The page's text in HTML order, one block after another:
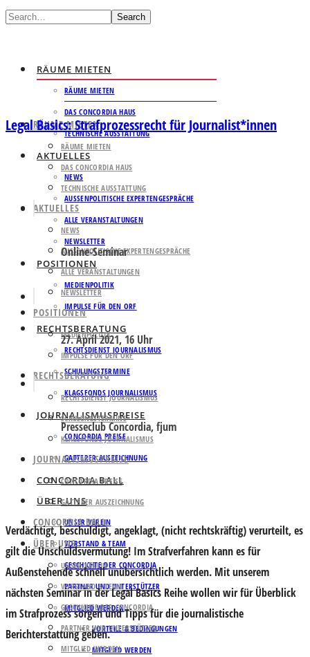
Search
RÄUME MIETEN
RÄUME MIETEN
DAS CONCORDIA HAUS
TECHNISCHE AUSSTATTUNG
AKTUELLES
NEWS
AUSSENPOLITISCHE EXPERTENGESPRÄCHE
ALLE VERANSTALTUNGEN
NEWSLETTER
POSITIONEN
MEDIENPOLITIK
IMPULSE FÜR DEN ORF
RECHTSBERATUNG
RECHTSDIENST JOURNALISMUS
SCHULUNGSTERMINE
KLAGSFONDS JOURNALISMUS
JOURNALISMUSPREISE
CONCORDIA PREISE
GATTERER AUSZEICHNUNG
CONCORDIA BALL
ÜBER UNS
UNSER VEREIN
VORSTAND & TEAM
GESCHICHTE DER CONCORDIA
PARTNER UND UNTERSTÜTZER
MITGLIED WERDEN
VORTEILE & BEDINGUNGEN
MITGLIED WERDEN
RÄUME MIETEN
RÄUME MIETEN
DAS CONCORDIA HAUS
TECHNISCHE AUSSTATTUNG
AKTUELLES
NEWS
AUSSENPOLITISCHE EXPERTENGESPRÄCHE
ALLE VERANSTALTUNGEN
NEWSLETTER
POSITIONEN
MEDIENPOLITIK
IMPULSE FÜR DEN ORF
RECHTSBERATUNG
RECHTSDIENST JOURNALISMUS
SCHULUNGSTERMINE
KLAGSFONDS JOURNALISMUS
JOURNALISMUSPREISE
CONCORDIA PREISE
GATTERER AUSZEICHNUNG
CONCORDIA BALL
ÜBER UNS
UNSER VEREIN
VORSTAND & TEAM
GESCHICHTE DER CONCORDIA
PARTNER UND UNTERSTÜTZER
MITGLIED WERDEN
Legal Basics: Strafprozessrecht für Journalist*innen
Online-Seminar
27. April 2021, 16 Uhr
Presseclub Concordia, fjum
Verdächtigt, beschuldigt, angeklagt, (nicht rechtskräftig) verurteilt, es
gilt die Unschuldsvermutung! Im Strafverfahren kann es für
Außenstehende schnell unübersichtlich werden. Mit unserem
nächsten Seminar in der Legal Basics Reihe wollen wir für Überblick
im Strafprozess sorgen und Tipps für die journalistische
Berichterstattung geben.